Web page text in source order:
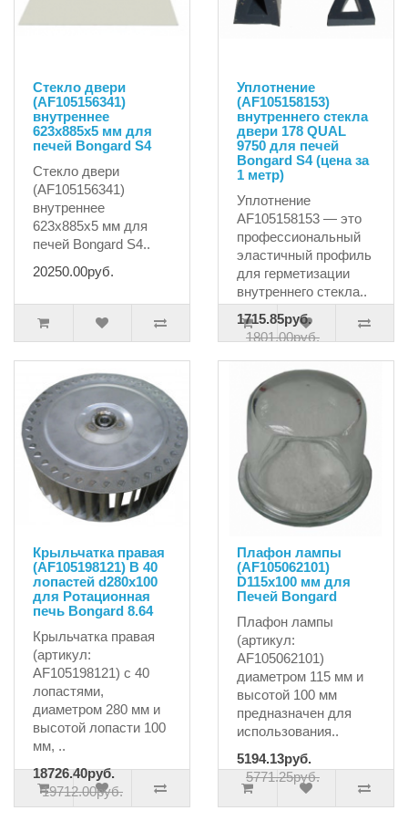
Стекло двери
(AF105156341)
внутреннее
623x885x5 мм для
печей Bongard S4
Стекло двери
(AF105156341)
внутреннее
623x885x5 мм для
печей Bongard S4..
20250.00руб.
Уплотнение
(AF105158153)
внутреннего стекла
двери 178 QUAL
9750 для печей
Bongard S4 (цена за
1 метр)
Уплотнение
AF105158153 — это
профессиональный
эластичный профиль
для герметизации
внутреннего стекла..
1715.85руб.
1801.00руб.
Крыльчатка правая
(AF105198121) B 40
лопастей d280x100
для Ротационная
печь Bongard 8.64
Крыльчатка правая
(артикул:
AF105198121) с 40
лопастями,
диаметром 280 мм и
высотой лопасти 100
мм, ..
18726.40руб.
19712.00руб.
Плафон лампы
(AF105062101)
D115x100 мм для
Печей Bongard
Плафон лампы
(артикул:
AF105062101)
диаметром 115 мм и
высотой 100 мм
предназначен для
использования..
5194.13руб.
5771.25руб.